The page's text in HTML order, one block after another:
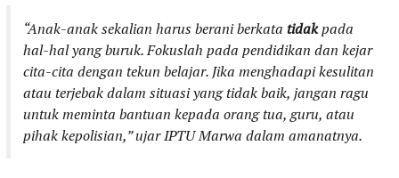
“Anak-anak sekalian harus berani berkata tidakpada
hal-hal yang buruk. Fokuslah pada pendidikan dan kejar
cita-cita dengan tekun belajar. Jika menghadapi kesulitan
atau terjebak dalam situasi yang tidak baik, jangan ragu
untuk meminta bantuan kepada orang tua, guru, atau
pihak kepolisian,” ujar IPTU Marwa dalam amanatnya.